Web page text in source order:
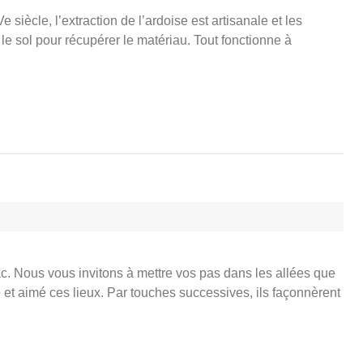
siècle, l’extraction de l’ardoise est artisanale et les
sol pour récupérer le matériau. Tout fonctionne à
Nous vous invitons à mettre vos pas dans les allées que
aimé ces lieux. Par touches successives, ils façonnèrent